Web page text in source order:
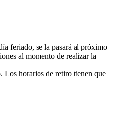
feriado, se la pasará al próximo
al momento de realizar la
Los horarios de retiro tienen que